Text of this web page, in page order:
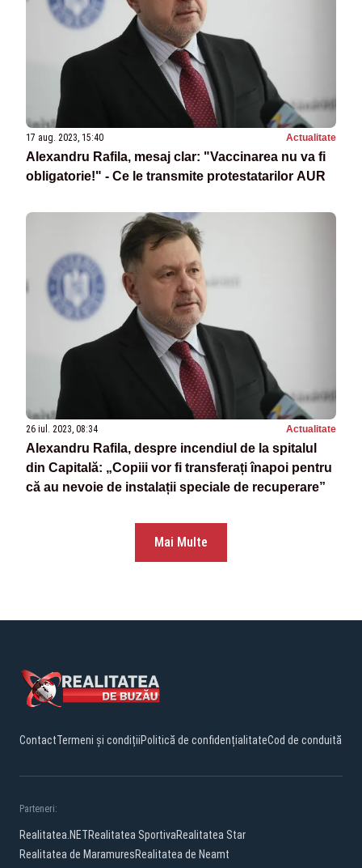
17 aug. 2023, 15:40 Actualitate
Alexandru Rafila, mesaj clar: "Vaccinarea nu va fi
obligatorie!" - Ce le transmite protestatarilor AUR
26 iul. 2023, 08:34 Actualitate
Alexandru Rafila, despre incendiul de la spitalul
din Capitală: „Copiii vor fi transferați înapoi pentru
că au nevoie de instalații speciale de recuperare”
Mai Multe
ContactTermeni și condițiiPolitică de confidențialitateCod de conduită
Parteneri:
Realitatea.NETRealitatea SportivaRealitatea Star
Realitatea de MaramuresRealitatea de Neamt